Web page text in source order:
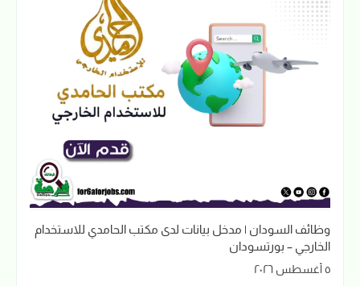
وظائف السودان | مدخل بيانات لدى مكتب الحامدي للاستخدام
الخارجي – بورتسودان
٥ أغسطس ٢٠٢٦